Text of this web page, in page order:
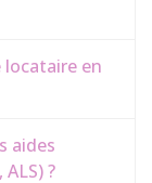
en
aides
?